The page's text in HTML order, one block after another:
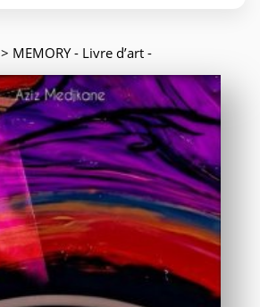
> MEMORY - Livre d’art -